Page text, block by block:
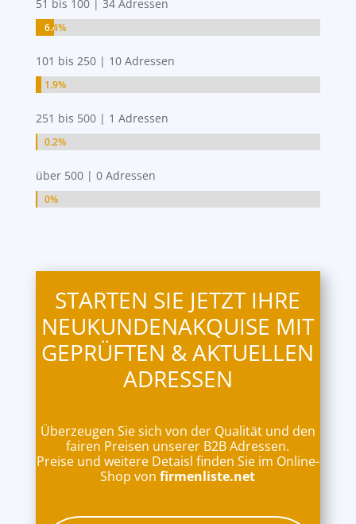
51 bis 100 | 34 Adressen
6.4%
6.4%
101 bis 250 | 10 Adressen
1.9%
1.9%
251 bis 500 | 1 Adressen
0.2%
0.2%
über 500 | 0 Adressen
0%
0%
STARTEN SIE JETZT IHRE
NEUKUNDENAKQUISE MIT
GEPRÜFTEN & AKTUELLEN
ADRESSEN
Überzeugen Sie sich von der Qualität und den
fairen Preisen unserer B2B Adressen.
Preise und weitere Detaisl finden Sie im Online-
Shop vonfirmenliste.net